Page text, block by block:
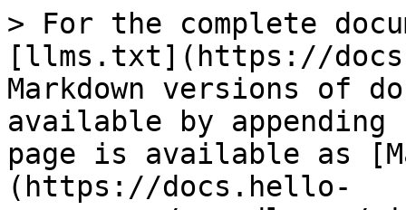
> For the complete
[llms.txt](https://
Markdown versions of
available by
page is available as
(https://docs.hello-